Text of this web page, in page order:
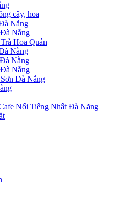
cây, hoa
Nẵng
Nẵng
Hoa Quán
Nẵng
Nẵng
Nẵng
Đà Nẵng
Nổi Tiếng Nhất Đà Năng